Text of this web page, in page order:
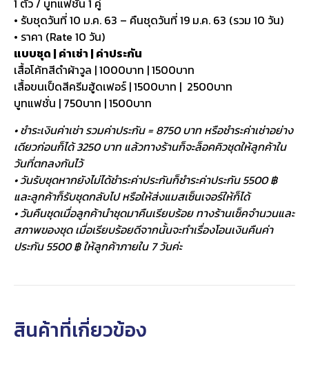
1 ตัว / บูทแฟชั่น 1 คู่
• รับชุดวันที่ 10 ม.ค. 63 – คืนชุดวันที่ 19 ม.ค. 63 (รวม 10 วัน)
• ราคา (Rate 10 วัน)
แบบชุด | ค่าเช่า | ค่าประกัน
เสื้อโค้ทสีดำผ้าวูล | 1000บาท | 1500บาท
เสื้อขนเป็ดสีครีมฮู้ดเฟอร์ | 1500บาท | 2500บาท
บูทแฟชั่น | 750บาท | 1500บาท
• ชำระเงินค่าเช่า รวมค่าประกัน = 8750 บาท หรือชำระค่าเช่าอย่าง
เดียวก่อนก็ได้ 3250 บาท แล้วทางร้านก็จะล็อคคิวชุดให้ลูกค้าใน
วันที่ตกลงกันไว้
• วันรับชุดหากยังไม่ได้ชำระค่าประกันก็ชำระค่าประกัน 5500 ฿
และลูกค้าก็รับชุดกลับไป หรือให้ส่งแมสเซ็นเจอร์ให้ก็ได้
• วันคืนชุดเมื่อลูกค้านำชุดมาคืนเรียบร้อย ทางร้านเช็คจำนวนและ
สภาพของชุด เมื่อเรียบร้อยดีจากนั้นจะทำเรื่องโอนเงินคืนค่า
ประกัน 5500 ฿ ให้ลูกค้าภายใน 7 วันค่ะ
สินค้าที่เกี่ยวข้อง